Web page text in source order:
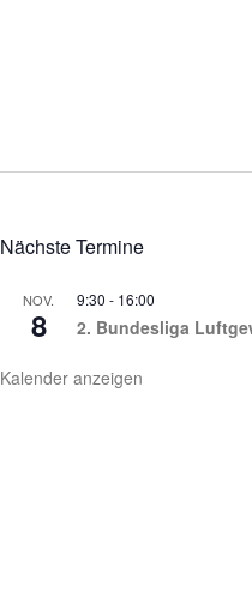
Nächste Termine
NOV.
8
9:30 - 16:00
2. Bundesliga
Kalender anzeigen